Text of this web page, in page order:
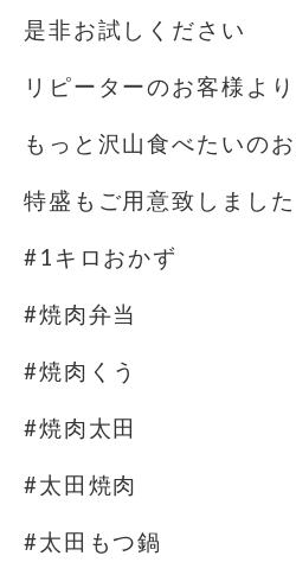
是非お試しください
リピーターのお客様より
もっと沢山食べたいの
特盛もご用意致しました
#1キロおかず
#焼肉弁当
#焼肉くう
#焼肉太田
#太田焼肉
#太田もつ鍋